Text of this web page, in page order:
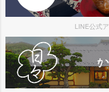
LINE公式